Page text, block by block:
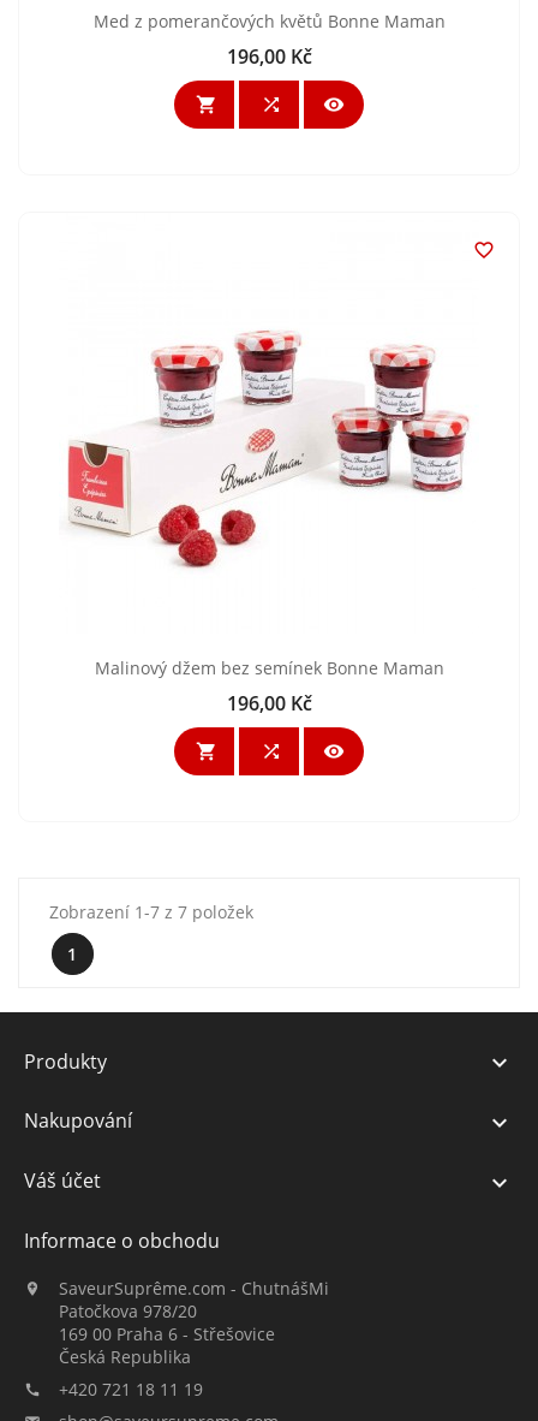
Med z pomerančových květů Bonne Maman
Cena
196,00 Kč
  

Malinový džem bez semínek Bonne Maman
Cena
196,00 Kč
  
Zobrazení 1-7 z 7 položek
1
Produkty 
Nakupování 
Váš účet 
Informace o obchodu

SaveurSuprême.com - ChutnášMi
Patočkova 978/20
169 00 Praha 6 - Střešovice
Česká Republika
 +420 721 18 11 19